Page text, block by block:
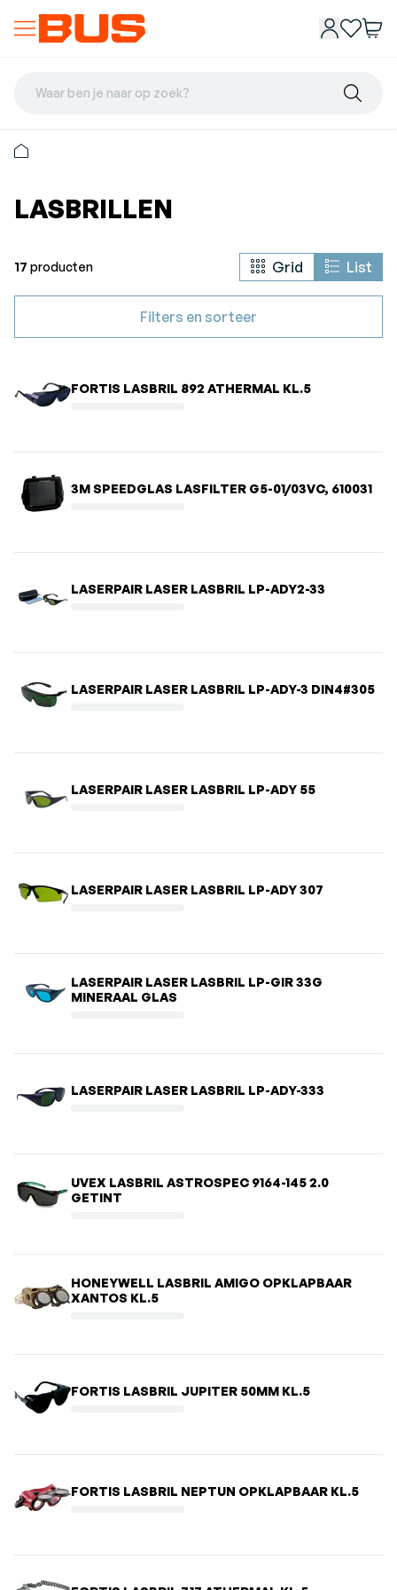
Waar ben je naar op zoek?
LASBRILLEN
17 producten Grid List
Filters en sorteer
FORTIS LASBRIL 892 ATHERMAL KL.5
3M SPEEDGLAS LASFILTER G5-01/03VC, 610031
LASERPAIR LASER LASBRIL LP-ADY2-33
LASERPAIR LASER LASBRIL LP-ADY-3 DIN4#305
LASERPAIR LASER LASBRIL LP-ADY 55
LASERPAIR LASER LASBRIL LP-ADY 307
LASERPAIR LASER LASBRIL LP-GIR 33G
MINERAAL GLAS
LASERPAIR LASER LASBRIL LP-ADY-333
UVEX LASBRIL ASTROSPEC 9164-145 2.0
GETINT
HONEYWELL LASBRIL AMIGO OPKLAPBAAR
XANTOS KL.5
FORTIS LASBRIL JUPITER 50MM KL.5
FORTIS LASBRIL NEPTUN OPKLAPBAAR KL.5